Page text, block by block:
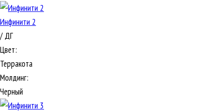
Инфинити 2
/ ДГ
Цвет:
Терракота
Молдинг:
Черный